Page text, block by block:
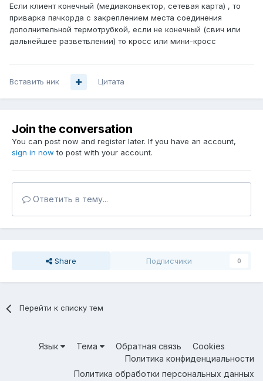
Если клиент конечный (медиаконвектор, сетевая карта) , то
приварка пачкорда с закреплением места соединения
дополнительной термотрубкой, если не конечный (свич или
дальнейшее разветвлении) то кросс или мини-кросс
Вставить ник Цитата
Join the conversation
You can post now and register later. If you have an account,
sign in now to post with your account.
Ответить в тему...
Share Подписчики 0
Перейти к списку тем
Язык Тема Обратная связь
Cookies
Политика конфиденциальности
Политика обработки персональных данных